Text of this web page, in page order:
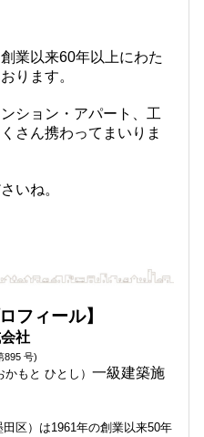
業以来60年以上にわた
ります。
ション・アパート、工
さん携わってまいりま
いね。
フィール】
社
895 号)
かもと ひとし） 一級建築施
区）は1961年の創業以来50年